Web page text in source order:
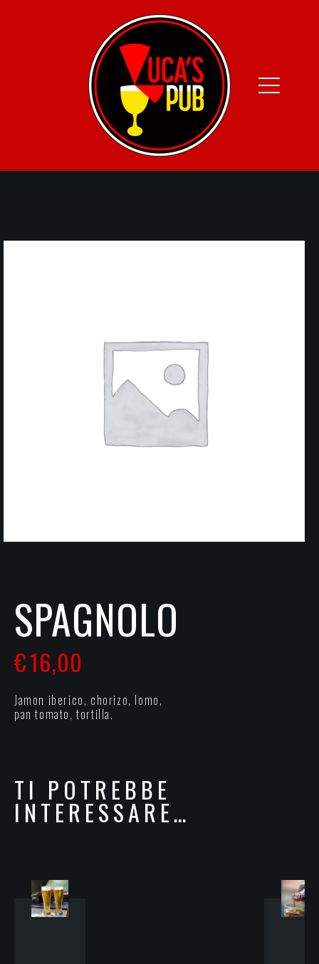
SPAGNOLO
€16,00
Jamon iberico, chorizo, lomo,
pan tomato, tortilla.
TI POTREBBE
INTERESSARE…